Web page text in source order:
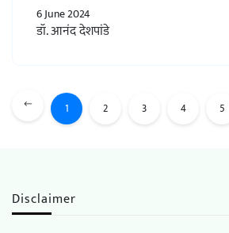
6 June 2024
डॉ. आनंद देशपांडे
1 2 3 4 5
Disclaimer